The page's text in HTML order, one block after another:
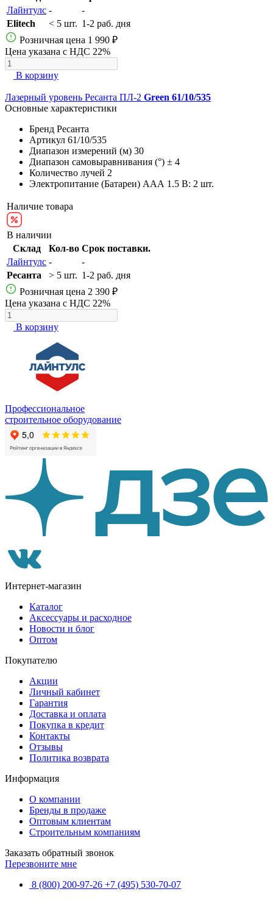
Лайнтулс -
-
Elitech
< 5 шт. 1-2 раб. дня
Розничная цена 1 990 ₽
Цена указана с НДС 22%
В корзину
Лазерный уровень Ресанта ПЛ-2 Green 61/10/535
Основные характеристики
Бренд Ресанта
Артикул 61/10/535
Диапазон измерений (м) 30
Диапазон самовыравнивания (°) ± 4
Количество лучей 2
Электропитание (Батареи) AAА 1.5 В: 2 шт.
Наличие товара
В наличии
Склад
Кол-во Срок поставки.
Лайнтулс -
-
Ресанта
> 5 шт. 1-2 раб. дня
Розничная цена 2 390 ₽
Цена указана с НДС 22%
В корзину
Профессиональное
строительное оборудование
Интернет-магазин
Каталог
Аксессуары и расходное
Новости и блог
Оптом
Покупателю
Акции
Личный кабинет
Гарантия
Доставка и оплата
Покупка в кредит
Контакты
Отзывы
Политика возврата
Информация
О компании
Бренды в продаже
Оптовым клиентам
Строительным компаниям
Заказать обратный звонок
Перезвоните мне
8 (800) 200-97-26 +7 (495) 530-70-07